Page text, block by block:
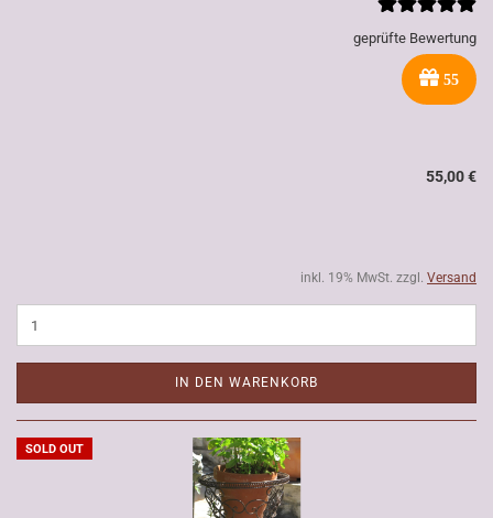
geprüfte Bewertung
55
55,00 €
inkl. 19% MwSt. zzgl. Versand
IN DEN WARENKORB
SOLD OUT